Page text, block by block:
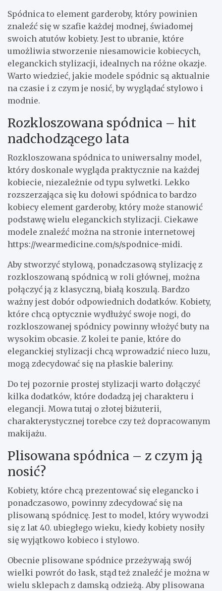
Spódnica to element garderoby, który powinien
znaleźć się w szafie każdej modnej, świadomej
swoich atutów kobiety. Jest to ubranie, które
umożliwia stworzenie niesamowicie kobiecych,
eleganckich stylizacji, idealnych na różne okazje.
Warto wiedzieć, jakie modele spódnic są aktualnie
na czasie i z czym je nosić, by wyglądać stylowo i
modnie.
Rozkloszowana spódnica – hit
nadchodzącego lata
Rozkloszowana spódnica to uniwersalny model,
który doskonale wygląda praktycznie na każdej
kobiecie, niezależnie od typu sylwetki. Lekko
rozszerzająca się ku dołowi spódnica to bardzo
kobiecy element garderoby, który może stanowić
podstawę wielu eleganckich stylizacji. Ciekawe
modele znaleźć można na stronie internetowej
https://wearmedicine.com/s/spodnice-midi.
Aby stworzyć stylową, ponadczasową stylizację z
rozkloszowaną spódnicą w roli głównej, można
połączyć ją z klasyczną, białą koszulą. Bardzo
ważny jest dobór odpowiednich dodatków. Kobiety,
które chcą optycznie wydłużyć swoje nogi, do
rozkloszowanej spódnicy powinny włożyć buty na
wysokim obcasie. Z kolei te panie, które do
eleganckiej stylizacji chcą wprowadzić nieco luzu,
mogą zdecydować się na płaskie baleriny.
Do tej pozornie prostej stylizacji warto dołączyć
kilka dodatków, które dodadzą jej charakteru i
elegancji. Mowa tutaj o złotej biżuterii,
charakterystycznej torebce czy też dopracowanym
makijażu.
Plisowana spódnica – z czym ją
nosić?
Kobiety, które chcą prezentować się elegancko i
ponadczasowo, powinny zdecydować się na
plisowaną spódnicę. Jest to model, który wywodzi
się z lat 40. ubiegłego wieku, kiedy kobiety nosiły
się wyjątkowo kobieco i stylowo.
Obecnie plisowane spódnice przeżywają swój
wielki powrót do łask, stąd też znaleźć je można w
wielu sklepach z damską odzieżą. Aby plisowana